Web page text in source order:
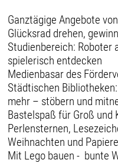
Ganztägige Angebote
Glücksrad drehen,
Studienbereich: Roboter
spielerisch entdecken
Medienbasar des
Städtischen
mehr – stöbern und
Bastelspaß für Groß und
Perlensternen,
Weihnachten und
Mit Lego bauen - bunte